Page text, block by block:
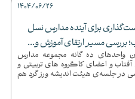
برای آینده مدارس نسل
بررسی مسیر ارتقای آموزش و...
واحدهای ده گانه مجموعه مدارس
و اعضای کاگروه های تربیتی و
در جلسه‌‌ی هیئت اندیشه ورز گرد هم
1404/06/26